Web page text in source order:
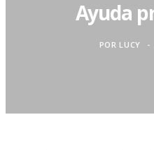
Ayuda
POR LUCY